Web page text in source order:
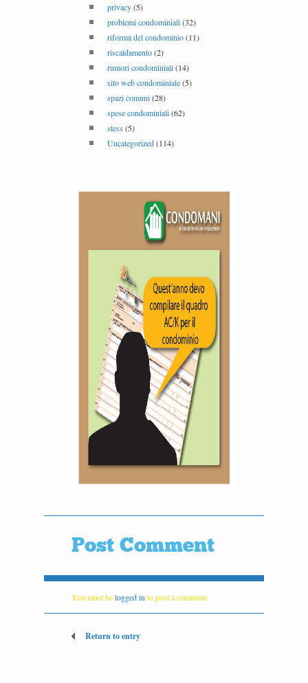
privacy(5)
problemi condominiali(32)
riforma del condominio(11)
riscaldamento(2)
rumori condominiali(14)
sito web condominiale(5)
spazi comuni(28)
spese condominiali(62)
stess(5)
Uncategorized(114)
Post Comment
You must belogged in to post a comment.
Return to entry